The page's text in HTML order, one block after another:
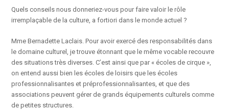
Quels conseils nous donneriez-vous pour faire valoir le rôle
irremplaçable de la culture, a fortiori dans le monde actuel ?
Mme Bernadette Laclais. Pour avoir exercé des responsabilités dans
le domaine culturel, je trouve étonnant que le même vocable recouvre
des situations très diverses. C’est ainsi que par « écoles de cirque »,
on entend aussi bien les écoles de loisirs que les écoles
professionnalisantes et préprofessionnalisantes, et que des
associations peuvent gérer de grands équipements culturels comme
de petites structures.